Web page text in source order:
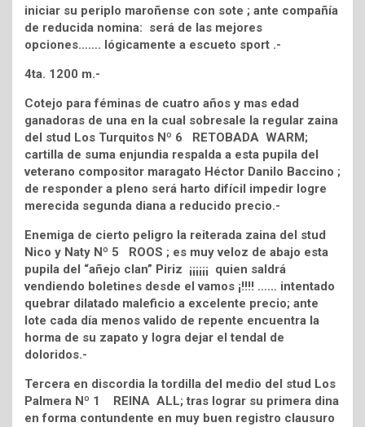
iniciar su periplo maroñense con sote ; ante compañía
de reducida nomina: será de las mejores
opciones……. lógicamente a escueto sport .-
4ta. 1200 m.-
Cotejo para féminas de cuatro años y mas edad
ganadoras de una en la cual sobresale la regular zaina
del stud Los Turquitos Nº 6 RETOBADA WARM;
cartilla de suma enjundia respalda a esta pupila del
veterano compositor maragato Héctor Danilo Baccino ;
de responder a pleno será harto difícil impedir logre
merecida segunda diana a reducido precio.-
Enemiga de cierto peligro la reiterada zaina del stud
Nico y Naty Nº 5 ROOS ; es muy veloz de abajo esta
pupila del “añejo clan” Piriz ¡¡¡¡¡¡ quien saldrá
vendiendo boletines desde el vamos ¡!!!! …… intentado
quebrar dilatado maleficio a excelente precio; ante
lote cada día menos valido de repente encuentra la
horma de su zapato y logra dejar el tendal de
doloridos.-
Tercera en discordia la tordilla del medio del stud Los
Palmera Nº 1 REINA ALL; tras lograr su primera dina
en forma contundente en muy buen registro clausuro